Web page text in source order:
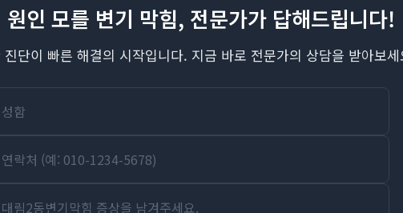
인 모를 변기 막힘, 전문가가 답해드립니다!
진단이 빠른 해결의 시작입니다. 지금 바로 전문가의 상담을 받아보세